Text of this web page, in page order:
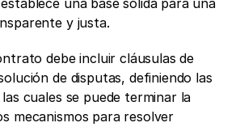
una base sólida para una
y justa.
debe incluir cláusulas de
de disputas, definiendo las
cuales se puede terminar la
mecanismos para resolver